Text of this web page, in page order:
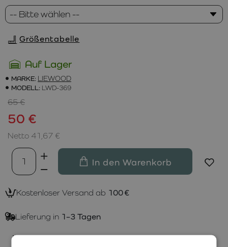
Auf Lager
MARKE: LIEWOOD
MODELL: LWD-369
50 €
65 €
Netto 41,67 €
In den Warenkorb
Größentabelle
Kostenloser Versand ab 100 €
Lieferung in 1–3 Tagen
Verfügbare Varianten